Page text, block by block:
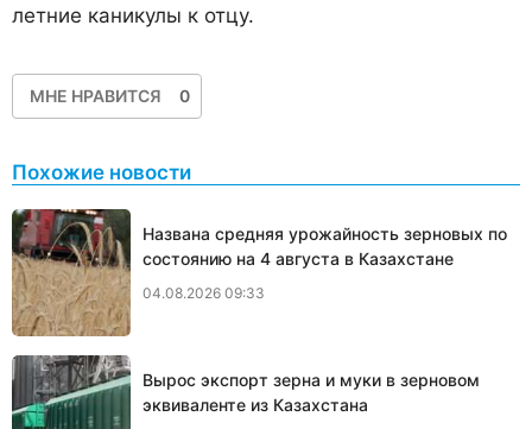
летние каникулы к отцу.
МНЕ НРАВИТСЯ 0
Похожие новости
Названа средняя урожайность зерновых по
состоянию на 4 августа в Казахстане
04.08.2026 09:33
Вырос экспорт зерна и муки в зерновом
эквиваленте из Казахстана